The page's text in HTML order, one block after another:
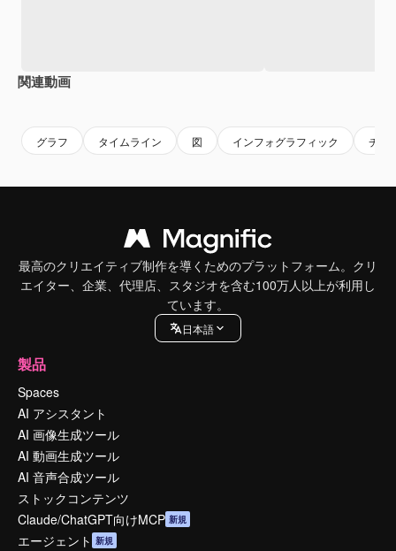
関連動画
グラフ タイムライン 図 インフォグラフィック チャ
最高のクリエイティブ制作を導くためのプラットフォーム。クリ
エイター、企業、代理店、スタジオを含む100万人以上が利用し
ています。
日本語
製品
Spaces
AI アシスタント
AI 画像生成ツール
AI 動画生成ツール
AI 音声合成ツール
ストックコンテンツ
Claude/ChatGPT向けMCP 新規
エージェント 新規